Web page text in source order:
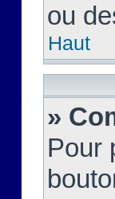
ou
Haut
»
Pour